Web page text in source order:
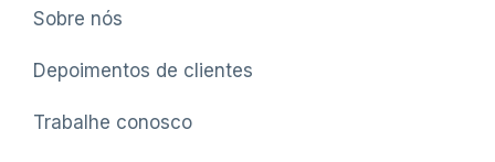
Sobre nós
Depoimentos de clientes
Trabalhe conosco